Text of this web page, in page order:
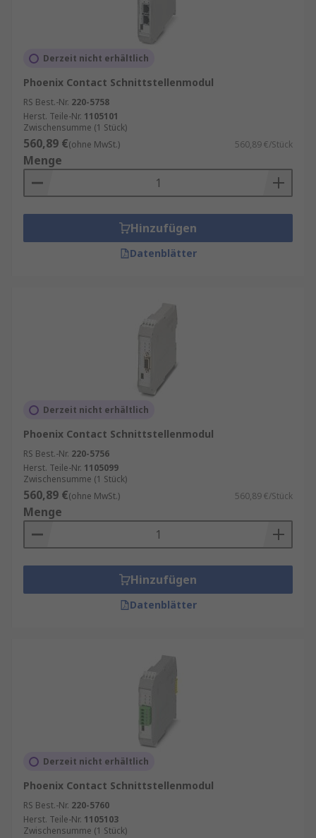
Derzeit nicht erhältlich
Phoenix Contact Schnittstellenmodul
RS Best.-Nr. 220-5758
Herst. Teile-Nr. 1105101
Zwischensumme (1 Stück)
560,89 €(ohne MwSt.) 560,89 €/Stück
Menge
Hinzufügen
Datenblätter
Derzeit nicht erhältlich
Phoenix Contact Schnittstellenmodul
RS Best.-Nr. 220-5756
Herst. Teile-Nr. 1105099
Zwischensumme (1 Stück)
560,89 €(ohne MwSt.) 560,89 €/Stück
Menge
Hinzufügen
Datenblätter
Derzeit nicht erhältlich
Phoenix Contact Schnittstellenmodul
RS Best.-Nr. 220-5760
Herst. Teile-Nr. 1105103
Zwischensumme (1 Stück)